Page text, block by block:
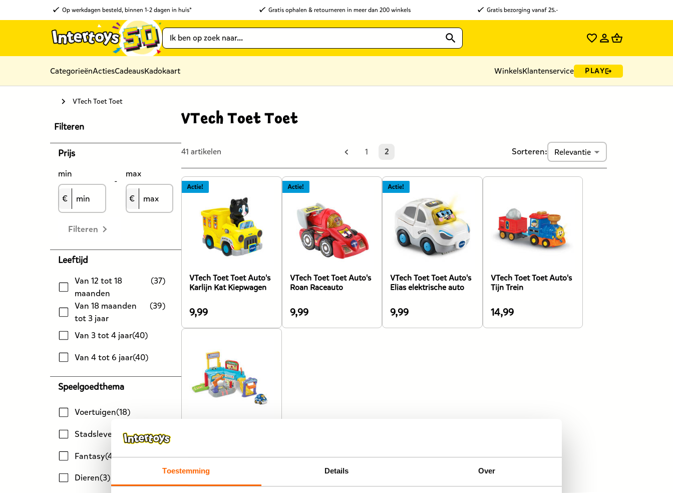
Toestemming Details Over
Op werkdagen besteld, binnen 1-2 dagen in huis* Gratis ophalen & retourneren in meer dan 200 winkels Gratis bezorging vanaf 25.-
CategorieënActiesCadeausKadokaart WinkelsKlantenservice PLAY
VTech Toet Toet
Filteren
Prijs
min
€
-
max
€
Filteren
Leeftijd
Van 12 tot 18
maanden
(37)
Van 18 maanden
tot 3 jaar
(39)
Van 3 tot 4 jaar(40)
Van 4 tot 6 jaar(40)
Speelgoedthema
Voertuigen(18)
Stadsleven
5)
Fantasy(4)
Dieren(3)
VTech Toet Toet
41 artikelen 1 2 Sorteren: Relevantie
VTech Toet Toet Auto's
Karlijn Kat Kiepwagen
De
prijs
product
9,99
9,99
VTech Toet Toet Auto's
Roan Raceauto
De
prijs
9,99
VTech Toet Toet Auto's
Elias elektrische auto
De
prijs
9,99
VTech Toet Toet Auto's
Tijn Trein
De
prijs
14,99
De
prijs